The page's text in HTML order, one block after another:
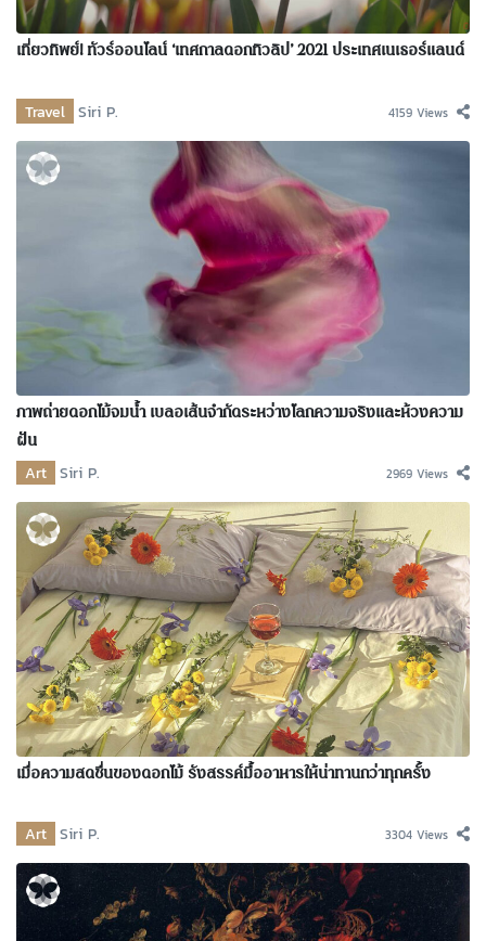
เที่ยวทิพย์! ทัวร์ออนไลน์ ‘เทศกาลดอกทิวลิป’ 2021 ประเทศเนเธอร์แลนด์
Travel Siri P. 4159 Views
ภาพถ่ายดอกไม้จมน้ำ เบลอเส้นจำกัดระหว่างโลกความจริงและห้วงความ
ฝัน
Art Siri P. 2969 Views
เมื่อความสดชื่นของดอกไม้ รังสรรค์มื้ออาหารให้น่าทานกว่าทุกครั้ง
Art Siri P. 3304 Views